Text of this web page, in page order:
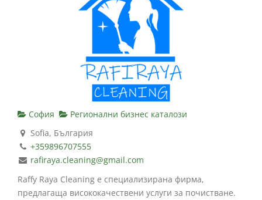
София
Регионални бизнес каталози
Sofia, България
+359896707555
rafiraya.cleaning@gmail.com
Raffy Raya Cleaning е специализирана фирма,
предлагаща висококачествени услуги за почистване.